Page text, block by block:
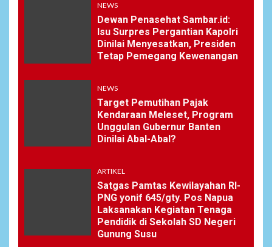
NEWS
Dewan Penasehat Sambar.id:
Isu Surpres Pergantian Kapolri
Dinilai Menyesatkan, Presiden
Tetap Pemegang Kewenangan
NEWS
Target Pemutihan Pajak
Kendaraan Meleset, Program
Unggulan Gubernur Banten
Dinilai Abal-Abal?
ARTIKEL
Satgas Pamtas Kewilayahan RI-
PNG yonif 645/gty. Pos Napua
Laksanakan Kegiatan Tenaga
Pendidik di Sekolah SD Negeri
Gunung Susu